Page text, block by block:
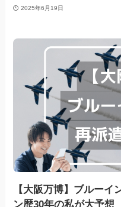
2025年6月19日
【大阪万博】ブルー
ン歴30年の私が大予想